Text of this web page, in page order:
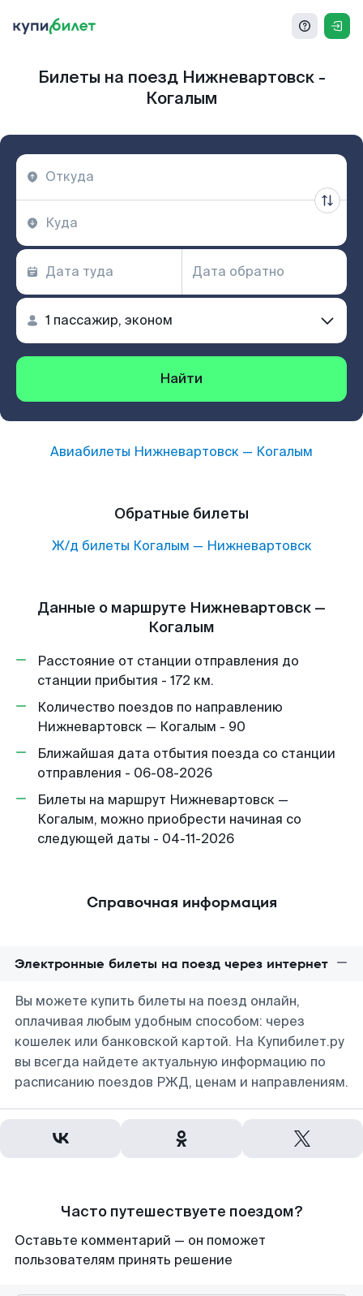
Билеты на поезд Нижневартовск -
Когалым
Найти
Авиабилеты Нижневартовск — Когалым
Обратные билеты
Ж/д билеты Когалым — Нижневартовск
Данные о маршруте Нижневартовск —
Когалым
Расстояние от станции отправления до
станции прибытия - 172 км.
Количество поездов по направлению
Нижневартовск — Когалым - 90
Ближайшая дата отбытия поезда со станции
отправления - 06-08-2026
Билеты на маршрут Нижневартовск —
Когалым, можно приобрести начиная со
следующей даты - 04-11-2026
Справочная информация
Электронные билеты на поезд через интернет
Вы можете купить билеты на поезд онлайн,
оплачивая любым удобным способом: через
кошелек или банковской картой. На Купибилет.ру
вы всегда найдете актуальную информацию по
расписанию поездов РЖД, ценам и направлениям.
Часто путешествуете поездом?
Оставьте комментарий — он поможет
пользователям принять решение